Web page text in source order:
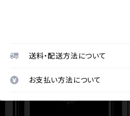
送料・配送方法について
お支払い方法について